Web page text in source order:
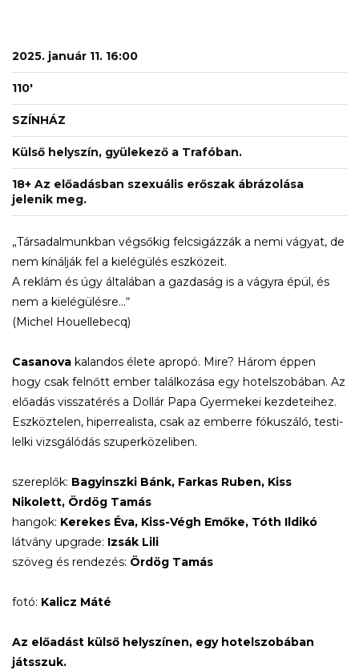
2025. január 11. 16:00
110'
SZÍNHÁZ
Külső helyszín, gyülekező a Trafóban.
18+ Az előadásban szexuális erőszak ábrázolása
jelenik meg.
„Társadalmunkban végsőkig felcsigázzák a nemi vágyat, de
nem kínálják fel a kielégülés eszközeit.
A reklám és úgy általában a gazdaság is a vágyra épül, és
nem a kielégülésre…“
(Michel Houellebecq)
Casanova kalandos élete apropó. Mire? Három éppen
hogy csak felnőtt ember találkozása egy hotelszobában. Az
előadás visszatérés a Dollár Papa Gyermekei kezdeteihez.
Eszköztelen, hiperrealista, csak az emberre fókuszáló, testi-
lelki vizsgálódás szuperközeliben.
szereplők: Bagyinszki Bánk, Farkas Ruben, Kiss
Nikolett, Ördög Tamás
hangok: Kerekes Éva, Kiss-Végh Emőke, Tóth Ildikó
látvány upgrade: Izsák Lili
szöveg és rendezés: Ördög Tamás
fotó: Kalicz Máté
Az előadást külső helyszínen, egy hotelszobában
játsszuk.